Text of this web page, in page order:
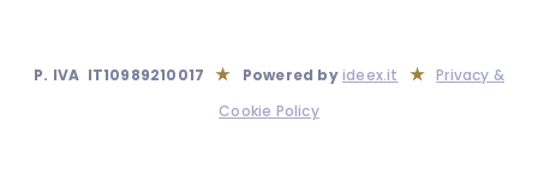
P. IVA IT10989210017 ★ Powered byideex.it ★ Privacy &
Cookie Policy